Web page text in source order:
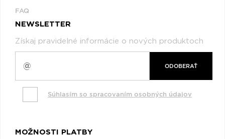
FAQ
NEWSLETTER
Získaj pravidelné informácie o nových produktoch
ODOBERAŤ
Súhlasím so spracovaním osobných údajov
MOŽNOSTI PLATBY